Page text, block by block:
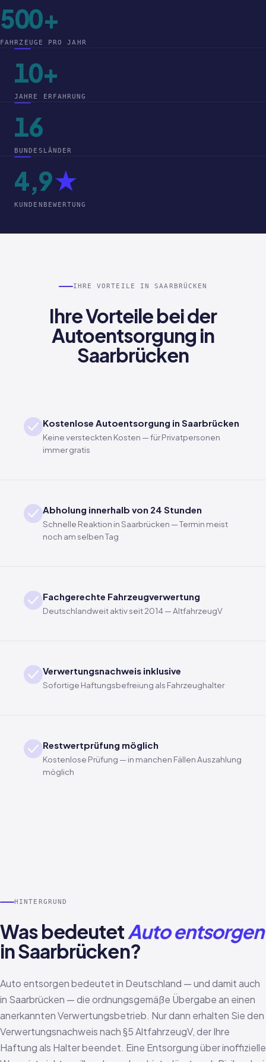
500+
FAHRZEUGE PRO JAHR
10+
JAHRE ERFAHRUNG
16
BUNDESLÄNDER
4,9★
KUNDENBEWERTUNG
IHRE VORTEILE IN SAARBRÜCKEN
Ihre Vorteile bei der
Autoentsorgung in
Saarbrücken
Kostenlose Autoentsorgung in Saarbrücken
Keine versteckten Kosten — für Privatpersonen
immer gratis
Abholung innerhalb von 24 Stunden
Schnelle Reaktion in Saarbrücken — Termin meist
noch am selben Tag
Fachgerechte Fahrzeugverwertung
Deutschlandweit aktiv seit 2014 — AltfahrzeugV
Verwertungsnachweis inklusive
Sofortige Haftungsbefreiung als Fahrzeughalter
Restwertprüfung möglich
Kostenlose Prüfung — in manchen Fällen Auszahlung
möglich
HINTERGRUND
Was bedeutetAuto entsorgen
in Saarbrücken?
Auto entsorgen bedeutet in Deutschland — und damit auch
in Saarbrücken — die ordnungsgemäße Übergabe an einen
anerkannten Verwertungsbetrieb. Nur dann erhalten Sie den
Verwertungsnachweis nach §5 AltfahrzeugV, der Ihre
Haftung als Halter beendet. Eine Entsorgung über inoffizielle